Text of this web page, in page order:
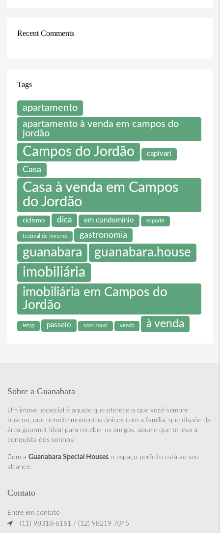
Recent Comments
Tags
apartamento
apartamento à venda em campos do
jordão
Campos do Jordão capivari
Casa
Casa à venda em Campos
do Jordão
ciclismo dica em condomínio esporte
festival de inverno gastronomia
guanabara guanabara.house
imobiliária
imobiliária em Campos do
Jordão
letap passeio sans souci venda à venda
Sobre a Guanabara
Um imóvel especial é aquele que oferece o que você sempre
buscou, que permite momentos únicos com a família, que dispõe da
área gourmet ideal para receber os amigos, aquele que te leva à
conquista dos sonhos!
Com a Guanabara Special Houses o espaço perfeito está ao seu
alcance.
Contato
Entre em contato
(11) 98318-6161 / (12) 98219 7045